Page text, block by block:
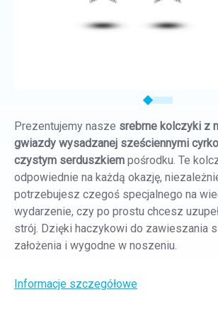
Prezentujemy nasze srebrne kolczyki z
gwiazdy wysadzanej sześciennymi
czystym serduszkiem pośrodku. Te
odpowiednie na każdą okazję,
potrzebujesz czegoś specjalnego na
wydarzenie, czy po prostu chcesz
strój. Dzięki haczykowi do zawieszania
założenia i wygodne w noszeniu.
Informacje szczegółowe